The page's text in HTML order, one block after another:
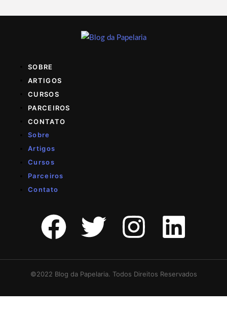
SOBRE
ARTIGOS
CURSOS
PARCEIROS
CONTATO
Sobre
Artigos
Cursos
Parceiros
Contato
©2022 Blog da Papelaria. Todos Direitos Reservados